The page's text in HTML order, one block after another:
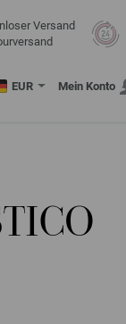
Versand
EUR Mein Konto